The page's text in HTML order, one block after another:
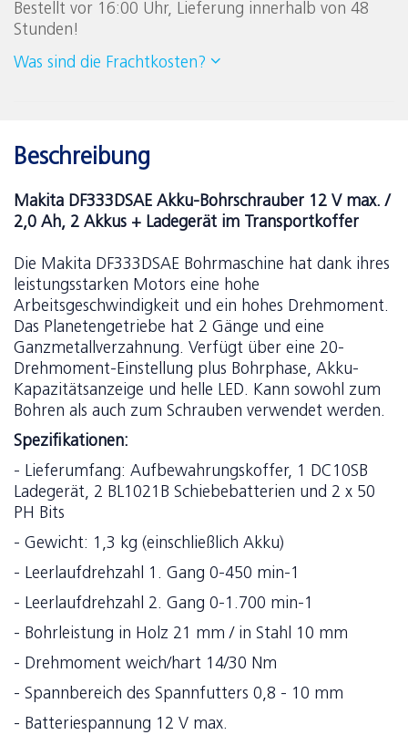
Bestellt vor 16:00 Uhr, Lieferung innerhalb von 48
Stunden!
Was sind die Frachtkosten?
Beschreibung
Makita DF333DSAE Akku-Bohrschrauber 12 V max. /
2,0 Ah, 2 Akkus + Ladegerät im Transportkoffer
Die Makita DF333DSAE Bohrmaschine hat dank ihres
leistungsstarken Motors eine hohe
Arbeitsgeschwindigkeit und ein hohes Drehmoment.
Das Planetengetriebe hat 2 Gänge und eine
Ganzmetallverzahnung. Verfügt über eine 20-
Drehmoment-Einstellung plus Bohrphase, Akku-
Kapazitätsanzeige und helle LED. Kann sowohl zum
Bohren als auch zum Schrauben verwendet werden.
Spezifikationen:
- Lieferumfang: Aufbewahrungskoffer, 1 DC10SB
Ladegerät, 2 BL1021B Schiebebatterien und 2 x 50
PH Bits
- Gewicht: 1,3 kg (einschließlich Akku)
- Leerlaufdrehzahl 1. Gang 0-450 min-1
- Leerlaufdrehzahl 2. Gang 0-1.700 min-1
- Bohrleistung in Holz 21 mm / in Stahl 10 mm
- Drehmoment weich/hart 14/30 Nm
- Spannbereich des Spannfutters 0,8 - 10 mm
- Batteriespannung 12 V max.